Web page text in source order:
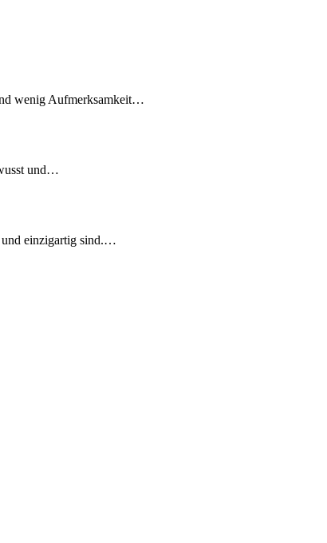
wenig Aufmerksamkeit…
und…
und einzigartig sind.…